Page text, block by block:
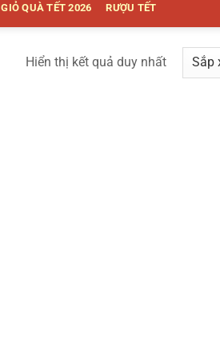
GIỎ QUÀ TẾT 2026 RƯỢU TẾT
Hiển thị kết quả duy nhất